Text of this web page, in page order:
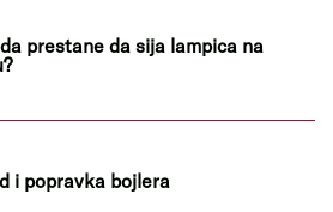
prestane da sija lampica na
i popravka bojlera